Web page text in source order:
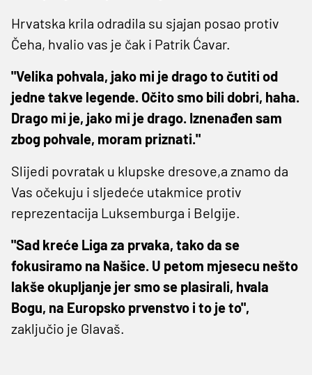
Hrvatska krila odradila su sjajan posao protiv
Čeha, hvalio vas je čak i Patrik Ćavar.
"Velika pohvala, jako mi je drago to čutiti od
jedne takve legende. Očito smo bili dobri, haha.
Drago mi je, jako mi je drago. Iznenađen sam
zbog pohvale, moram priznati."
Slijedi povratak u klupske dresove,a znamo da
Vas očekuju i sljedeće utakmice protiv
reprezentacija Luksemburga i Belgije.
"Sad kreće Liga za prvaka, tako da se
fokusiramo na Našice. U petom mjesecu nešto
lakše okupljanje jer smo se plasirali, hvala
Bogu, na Europsko prvenstvo i to je to",
zaključio je Glavaš.